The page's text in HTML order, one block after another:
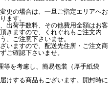
更の場合は、一旦ご指定エリアへお
ます。
出荷手数料、その他費用全額はお客
きますので、くれぐれもご注文内
、ご注意下さいませ。
いますので、配送先住所・ご注文商
ご確認下さいませ。
等を考慮し、簡易包装（厚手紙袋
けする商品もございます。開封時に